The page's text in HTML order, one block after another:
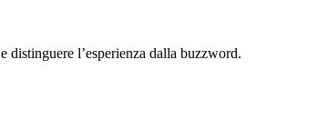
distinguere l’esperienza dalla buzzword.